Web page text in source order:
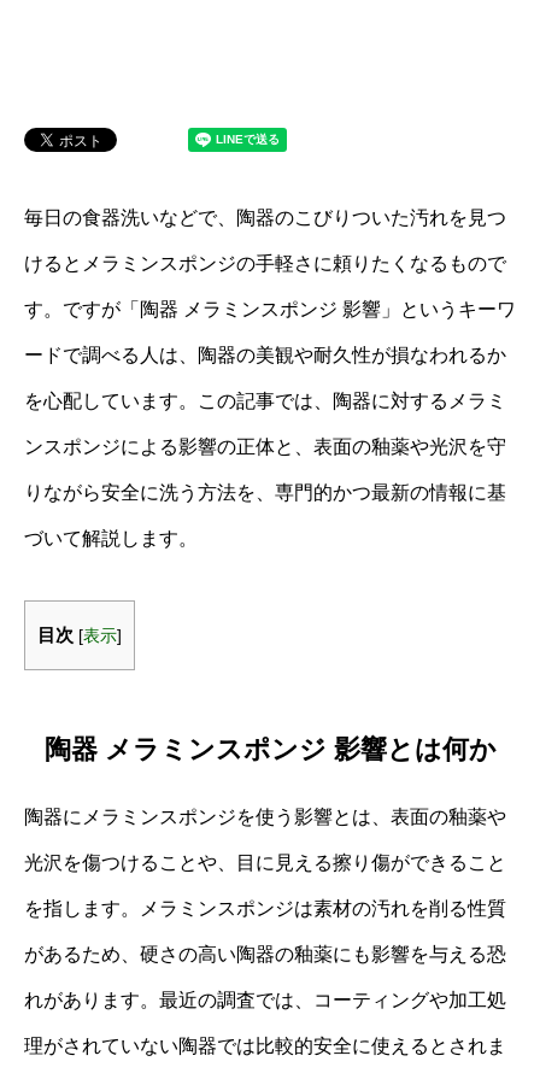
毎日の食器洗いなどで、陶器のこびりついた汚れを見つ
けるとメラミンスポンジの手軽さに頼りたくなるもので
す。ですが「陶器 メラミンスポンジ 影響」というキーワ
ードで調べる人は、陶器の美観や耐久性が損なわれるか
を心配しています。この記事では、陶器に対するメラミ
ンスポンジによる影響の正体と、表面の釉薬や光沢を守
りながら安全に洗う方法を、専門的かつ最新の情報に基
づいて解説します。
目次 [表示]
陶器 メラミンスポンジ 影響とは何か
陶器にメラミンスポンジを使う影響とは、表面の釉薬や
光沢を傷つけることや、目に見える擦り傷ができること
を指します。メラミンスポンジは素材の汚れを削る性質
があるため、硬さの高い陶器の釉薬にも影響を与える恐
れがあります。最近の調査では、コーティングや加工処
理がされていない陶器では比較的安全に使えるとされま